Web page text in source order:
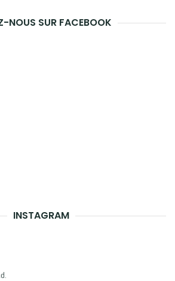
NOUS SUR FACEBOOK
INSTAGRAM